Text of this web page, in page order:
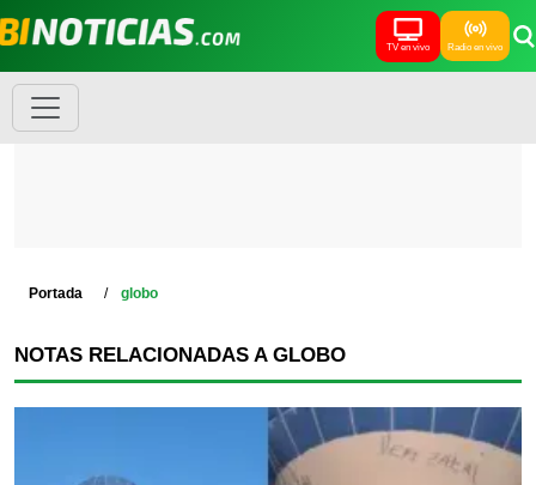
TV en vivo Radio en vivo
Portada globo
NOTAS RELACIONADAS A GLOBO